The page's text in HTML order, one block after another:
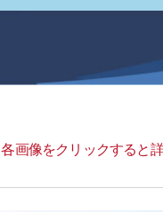
各画像をクリックすると